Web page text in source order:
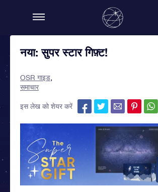
नया: सुपर स्टार गिफ़्ट!
OSR गाइड
समाचार
इस लेख को शेयर करें